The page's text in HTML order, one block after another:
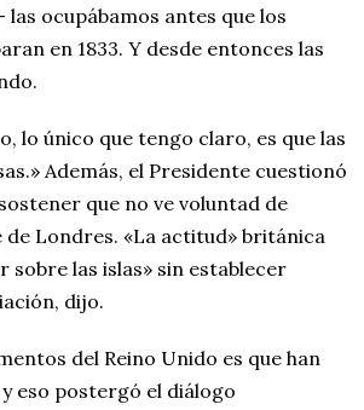
las ocupábamos antes que los
en 1833. Y desde entonces las
lo único que tengo claro, es que las
Además, el Presidente cuestionó
que no ve voluntad de
Londres. «La actitud» británica
sobre las islas» sin establecer
dijo.
del Reino Unido es que han
eso postergó el diálogo